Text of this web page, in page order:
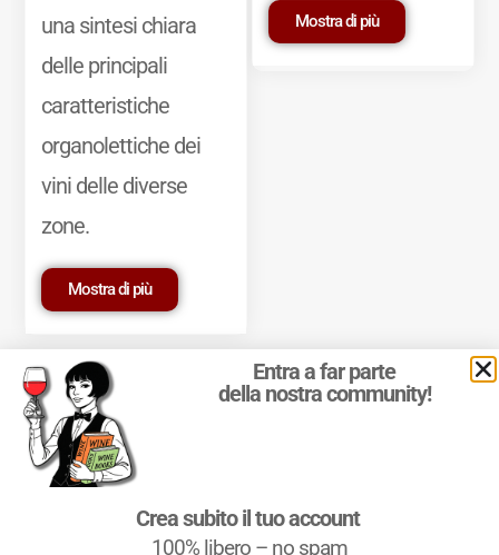
una sintesi chiara
delle principali
caratteristiche
organolettiche dei
vini delle diverse
zone.
Mostra di più
Mostra di più
Marchio Reg. | P.IVA 03921390245
Condizioni d'uso|Privacy Policy|Cookie Policy
Entra a far parte
della nostra community!
Crea subito il tuo account
100% libero – no spam